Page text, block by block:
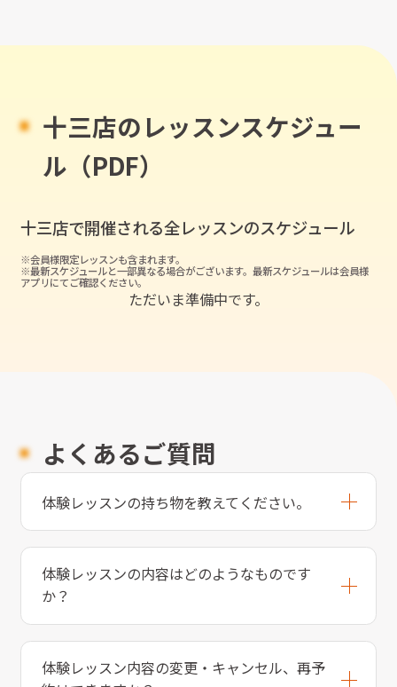
十三店のレッスンスケジュー
ル（PDF）
十三店で開催される全レッスンのスケジュール
※会員様限定レッスンも含まれます。
※最新スケジュールと一部異なる場合がございます。最新スケジュールは会員様
アプリにてご確認ください。
ただいま準備中です。
よくあるご質問
体験レッスンの持ち物を教えてください。
体験レッスンの内容はどのようなものです
か？
体験レッスン内容の変更・キャンセル、再予